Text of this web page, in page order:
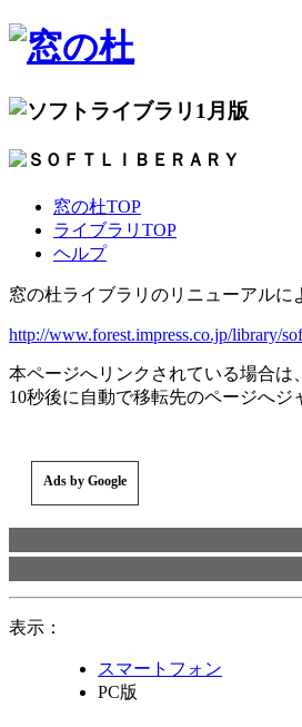
1月版
窓の杜TOP
ライブラリTOP
ヘルプ
窓の杜ライブラリのリニューアルに
http://www.forest.impress.co.jp/library/
本ページへリンクされている場合
10秒後に自動で移転先のページへジ
Ads by Google
表示：
スマートフォン
PC版